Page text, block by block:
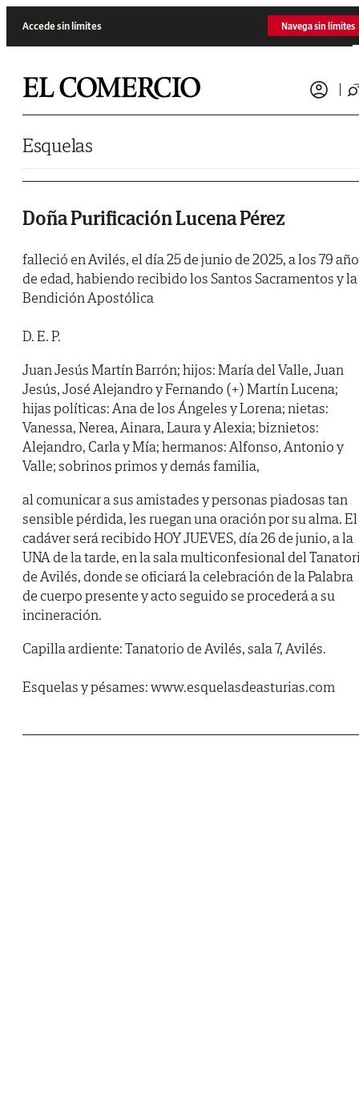
Accede sin límites Navega sin límites
Esquelas
Doña Purificación Lucena Pérez
falleció en Avilés, el día 25 de junio de 2025, a los 79
de edad, habiendo recibido los Santos Sacramentos y la
Bendición Apostólica
D. E. P.
Juan Jesús Martín Barrón; hijos: María del Valle, Juan
Jesús, José Alejandro y Fernando (+) Martín Lucena;
hijas políticas: Ana de los Ángeles y Lorena; nietas:
Vanessa, Nerea, Ainara, Laura y Alexia; biznietos:
Alejandro, Carla y Mía; hermanos: Alfonso, Antonio y
Valle; sobrinos primos y demás familia,
al comunicar a sus amistades y personas piadosas tan
sensible pérdida, les ruegan una oración por su alma. El
cadáver será recibido HOY JUEVES, día 26 de junio, a la
UNA de la tarde, en la sala multiconfesional del
de Avilés, donde se oficiará la celebración de la Palabra
de cuerpo presente y acto seguido se procederá a su
incineración.
Capilla ardiente: Tanatorio de Avilés, sala 7, Avilés.
Esquelas y pésames: www.esquelasdeasturias.com